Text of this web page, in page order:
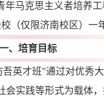
年马克思主义者培养
（仅限济南校区）一
、培育目标
吾英才班”通过对优秀
会实践等形式为载体